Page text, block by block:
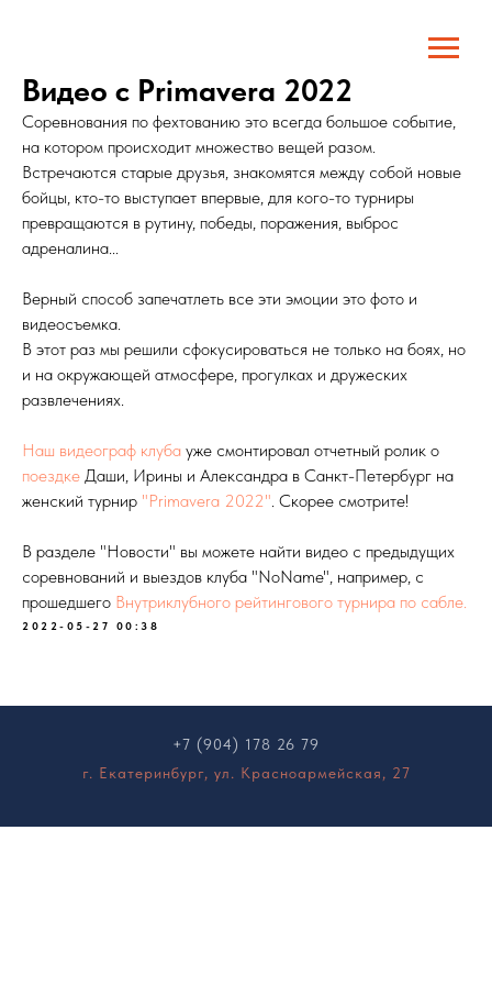
Видео с Primavera 2022
Соревнования по фехтованию это всегда большое событие,
на котором происходит множество вещей разом.
Встречаются старые друзья, знакомятся между собой новые
бойцы, кто-то выступает впервые, для кого-то турниры
превращаются в рутину, победы, поражения, выброс
адреналина...
Верный способ запечатлеть все эти эмоции это фото и
видеосъемка.
В этот раз мы решили сфокусироваться не только на боях, но
и на окружающей атмосфере, прогулках и дружеских
развлечениях.
Наш видеограф клуба уже смонтировал отчетный ролик о
поездке Даши, Ирины и Александра в Санкт-Петербург на
женский турнир "Primavera 2022". Скорее смотрите!
В разделе "Новости" вы можете найти видео с предыдущих
соревнований и выездов клуба "NoName", например, с
прошедшего Внутриклубного рейтингового турнира по сабле.
2022-05-27 00:38
+7 (904) 178 26 79
г. Екатеринбург, ул. Красноармейская, 27